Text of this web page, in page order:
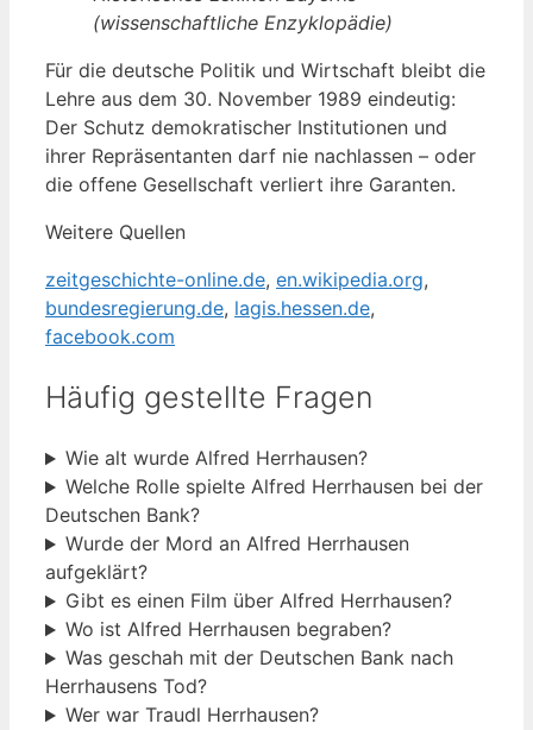
(wissenschaftliche Enzyklopädie)
Für die deutsche Politik und Wirtschaft bleibt die
Lehre aus dem 30. November 1989 eindeutig:
Der Schutz demokratischer Institutionen und
ihrer Repräsentanten darf nie nachlassen – oder
die offene Gesellschaft verliert ihre Garanten.
Weitere Quellen
zeitgeschichte-online.de, en.wikipedia.org,
bundesregierung.de, lagis.hessen.de,
facebook.com
Häufig gestellte Fragen
Wie alt wurde Alfred Herrhausen?
Welche Rolle spielte Alfred Herrhausen bei der
Deutschen Bank?
Wurde der Mord an Alfred Herrhausen
aufgeklärt?
Gibt es einen Film über Alfred Herrhausen?
Wo ist Alfred Herrhausen begraben?
Was geschah mit der Deutschen Bank nach
Herrhausens Tod?
Wer war Traudl Herrhausen?